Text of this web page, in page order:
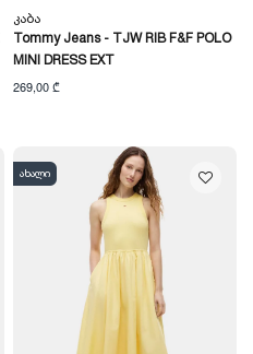
Კაბა
Tommy Jeans - TJW RIB F&F POLO
MINI DRESS EXT
269,00 ₾
ახალი